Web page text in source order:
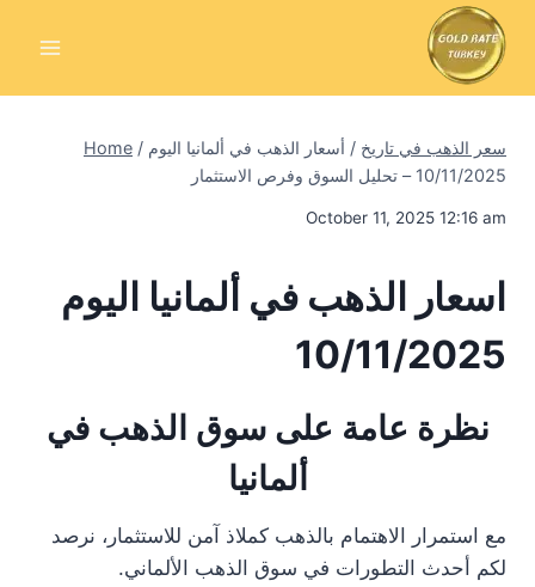
Home / سعر الذهب في تاريخ / أسعار الذهب في ألمانيا اليوم
10/11/2025 – تحليل السوق وفرص الاستثمار
October 11, 2025 12:16 am
اسعار الذهب في ألمانيا اليوم
10/11/2025
نظرة عامة على سوق الذهب في
ألمانيا
مع استمرار الاهتمام بالذهب كملاذ آمن للاستثمار، نرصد
لكم أحدث التطورات في سوق الذهب الألماني.